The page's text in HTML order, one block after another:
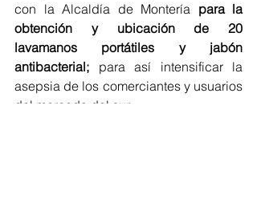
con la Alcaldía de Montería para la
obtención y ubicación de 20
lavamanos portátiles y jabón
antibacterial; para así intensificar la
asepsia de los comerciantes y usuarios
del mercado del sur.